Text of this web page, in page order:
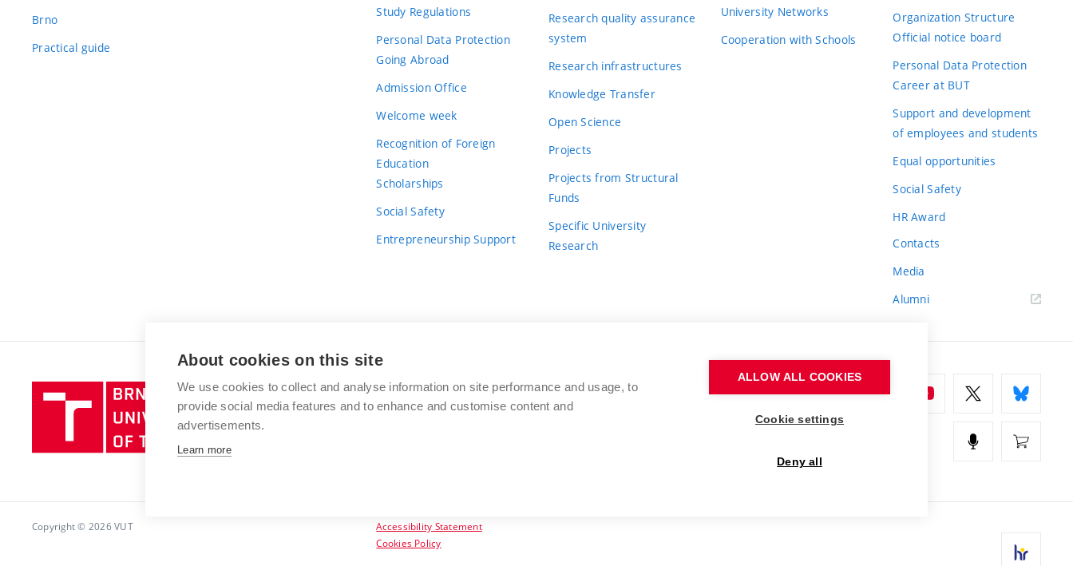
Brno
Practical guide
Study Regulations
Personal Data Protection
Going Abroad
Admission Office
Welcome week
Recognition of Foreign
Education
Scholarships
Social Safety
Entrepreneurship Support
Research quality assurance
system
Research infrastructures
Knowledge Transfer
Open Science
Projects
Projects from Structural
Funds
Specific University
Research
University Networks
Cooperation with Schools
Organization Structure
Official notice board
Personal Data Protection
Career at BUT
Support and development
of employees and students
Equal opportunities
Social Safety
HR Award
Contacts
Media
Alumni
Brno
University
of
BRNO UNIVERSITY OF TECHNOLOGY
Antonínská 548/1
www.vut.cz
Copyright © 2026 VUT
Accessibility Statement
Cookies Policy
About cookies on this site
We use cookies to collect and analyse information on site performance and usage, to
provide social media features and to enhance and customise content and
advertisements.
Learn more
ALLOW ALL COOKIES
Cookie settings
Deny all